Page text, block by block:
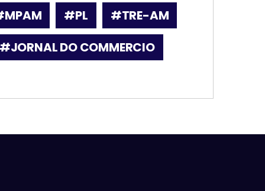
#PL
#TRE-AM
DO COMMERCIO